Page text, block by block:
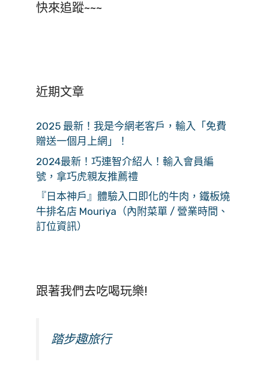
快來追蹤~~~
近期文章
2025 最新！我是今網老客戶，輸入「免費
贈送一個月上網」！
2024最新！巧連智介紹人！輸入會員編
號，拿巧虎親友推薦禮
『日本神戶』體驗入口即化的牛肉，鐵板燒
牛排名店 Mouriya（內附菜單 / 營業時間、
訂位資訊）
跟著我們去吃喝玩樂!
踏步趣旅行